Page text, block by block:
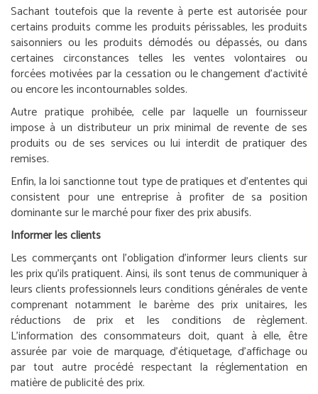
Sachant toutefois que la revente à perte est autorisée pour
certains produits comme les produits périssables, les produits
saisonniers ou les produits démodés ou dépassés, ou dans
certaines circonstances telles les ventes volontaires ou
forcées motivées par la cessation ou le changement d’activité
ou encore les incontournables soldes.
Autre pratique prohibée, celle par laquelle un fournisseur
impose à un distributeur un prix minimal de revente de ses
produits ou de ses services ou lui interdit de pratiquer des
remises.
Enfin, la loi sanctionne tout type de pratiques et d’ententes qui
consistent pour une entreprise à profiter de sa position
dominante sur le marché pour fixer des prix abusifs.
Informer les clients
Les commerçants ont l’obligation d’informer leurs clients sur
les prix qu’ils pratiquent. Ainsi, ils sont tenus de communiquer à
leurs clients professionnels leurs conditions générales de vente
comprenant notamment le barème des prix unitaires, les
réductions de prix et les conditions de règlement.
L’information des consommateurs doit, quant à elle, être
assurée par voie de marquage, d’étiquetage, d’affichage ou
par tout autre procédé respectant la réglementation en
matière de publicité des prix.